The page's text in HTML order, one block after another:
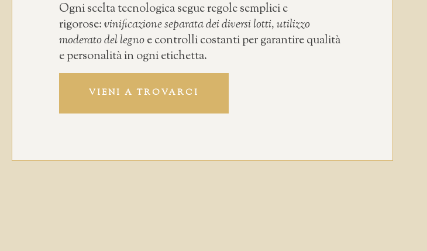
Ogni scelta tecnologica segue regole semplici e
rigorose:vinificazione separata dei diversi lotti, utilizzo
moderato del legnoe controlli costanti per garantire qualità
e personalità in ogni etichetta.
VIENI A TROVARCI